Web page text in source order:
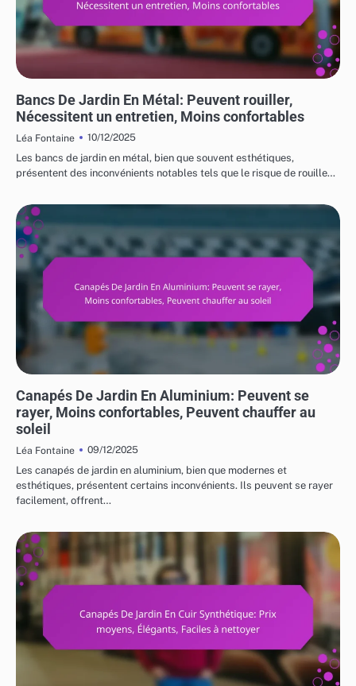
Bancs De Jardin En Métal: Peuvent rouiller,
Nécessitent un entretien, Moins confortables
Léa Fontaine
10/12/2025
Les bancs de jardin en métal, bien que souvent esthétiques,
présentent des inconvénients notables tels que le risque de rouille…
Canapés De Jardin En Aluminium: Peuvent se
rayer, Moins confortables, Peuvent chauffer au
soleil
Léa Fontaine
09/12/2025
Les canapés de jardin en aluminium, bien que modernes et
esthétiques, présentent certains inconvénients. Ils peuvent se rayer
facilement, offrent…